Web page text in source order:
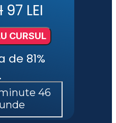
CURSUL
97 LEI
de 81%